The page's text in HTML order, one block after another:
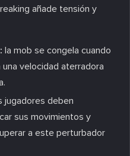
añade tensión y
la mob se congela cuando
velocidad aterradora
jugadores deben
sus movimientos y
a este perturbador